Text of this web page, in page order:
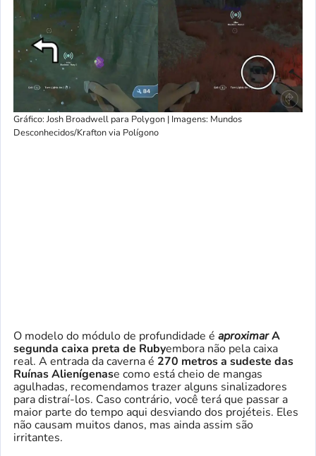
Gráfico: Josh Broadwell para Polygon | Imagens: Mundos
Desconhecidos/Krafton via Polígono
O modelo do módulo de profundidade é aproximarA
segunda caixa preta de Rubyembora não pela caixa
real. A entrada da caverna é 270 metros a sudeste das
Ruínas Alienígenase como está cheio de mangas
agulhadas, recomendamos trazer alguns sinalizadores
para distraí-los. Caso contrário, você terá que passar a
maior parte do tempo aqui desviando dos projéteis. Eles
não causam muitos danos, mas ainda assim são
irritantes.